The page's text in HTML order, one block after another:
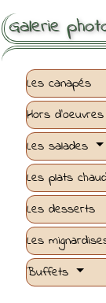
Galerie
Les canapés
Hors d'oeuvres
Les salades
Les plats
Les desserts
Les
Buffets